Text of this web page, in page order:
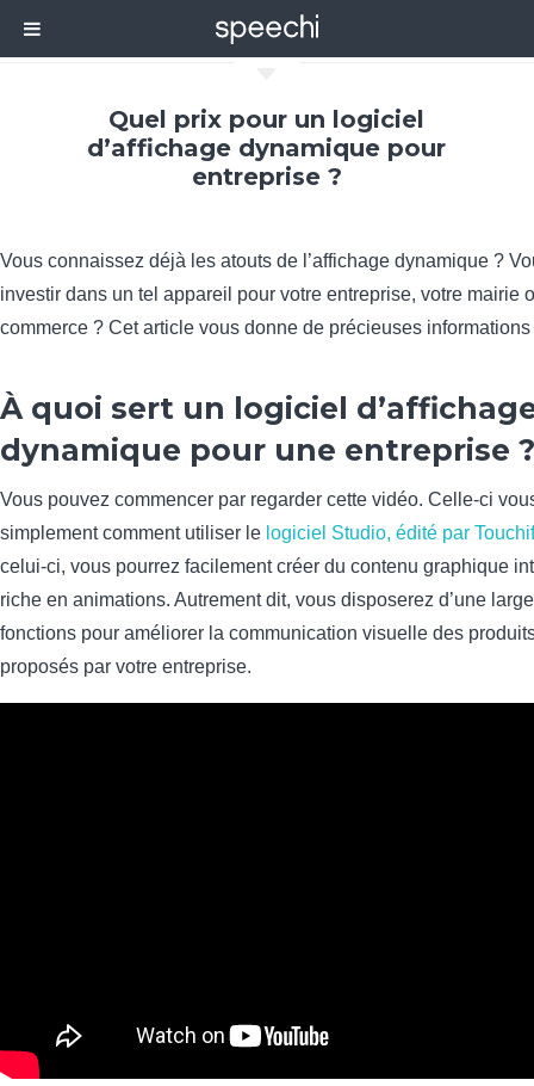
Quel prix pour un logiciel
d’affichage dynamique pour
entreprise ?
Vous connaissez déjà les atouts de l’affichage dynamique ?
investir dans un tel appareil pour votre entreprise, votre mairie
commerce ? Cet article vous donne de précieuses
À quoi sert un logiciel
dynamique pour une entreprise ?
Vous pouvez commencer par regarder cette vidéo. Celle-ci
simplement comment utiliser le logiciel Studio, édité par
celui-ci, vous pourrez facilement créer du contenu graphique
riche en animations. Autrement dit, vous disposerez d’une
fonctions pour améliorer la communication visuelle des
proposés par votre entreprise.